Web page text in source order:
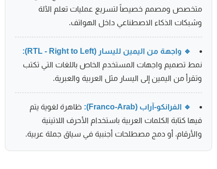
متخصص ومصمم خصيصاً لتسريع عمليات تعلم الآلة
وشبكات الذكاء الاصطناعي داخل الهواتف.
🔹 واجهة من اليمين لليسار (RTL - Right to Left):
نمط تصميم واجهات المستخدم الخاص باللغات التي تكتب
وتقرأ من اليمين إلى اليسار مثل العربية والعبرية.
🔹 الفرانكو-آراب (Franco-Arab):
ظاهرة لغوية يتم
فيها كتابة الكلمات العربية باستخدام الأحرف اللاتينية
والأرقام، أو دمج مصطلحات أجنبية في سياق جملة عربية.